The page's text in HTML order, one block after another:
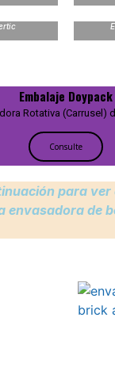
Embalaje Doypack
Rotativa (Carrusel)
Consulte
para ver
envasadora de